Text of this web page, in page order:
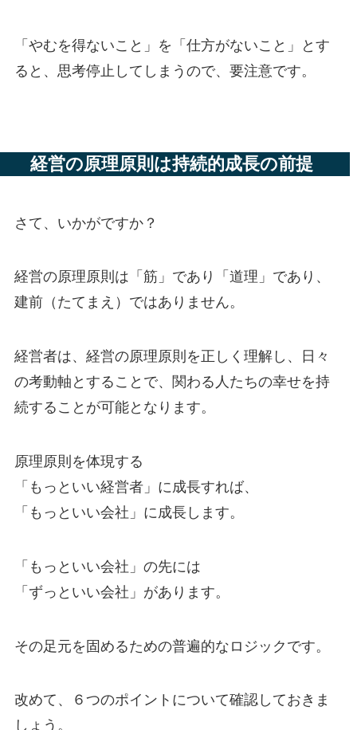
「やむを得ないこと」を「仕方がないこと」とす
ると、思考停止してしまうので、要注意です。
経営の原理原則は持続的成長の前提
さて、いかがですか？
経営の原理原則は「筋」であり「道理」であり、
建前（たてまえ）ではありません。
経営者は、経営の原理原則を正しく理解し、日々
の考動軸とすることで、関わる人たちの幸せを持
続することが可能となります。
原理原則を体現する
「もっといい経営者」に成長すれば、
「もっといい会社」に成長します。
「もっといい会社」の先には
「ずっといい会社」があります。
その足元を固めるための普遍的なロジックです。
改めて、６つのポイントについて確認しておきま
しょう。